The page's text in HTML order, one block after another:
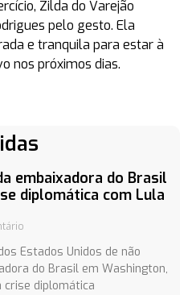
Zilda do Varejão
pelo gesto. Ela
e tranquila para estar à
nos próximos dias.
embaixadora do Brasil
diplomática com Lula
Estados Unidos de não
do Brasil em Washington,
crise diplomática